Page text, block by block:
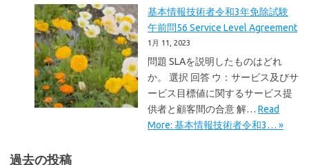
基本情報技術者令和3年免除試験
午前問56 Service Level Agreement
1月 11, 2023
問題 SLAを説明したものはどれ
か。 選択 回答 ウ：サービス及びサ
ービス目標値に関するサービス提
供者と顧客間の合意 解… Read
More: 基本情報技術者令和3… »
過去の投稿